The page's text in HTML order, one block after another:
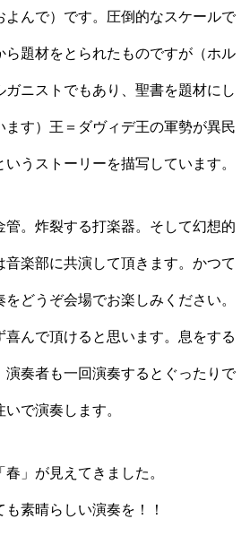
よんで）です。圧倒的なスケールで
ら題材をとられたものですが（ホル
ガニストでもあり、聖書を題材にし
ます）王＝ダヴィデ王の軍勢が異民
うストーリーを描写しています。
。炸裂する打楽器。そして幻想的
音楽部に共演して頂きます。かつて
どうぞ会場でお楽しみください。
んで頂けると思います。息をする
演奏者も一回演奏するとぐったりで
で演奏します。
」が見えてきました。
素晴らしい演奏を！！